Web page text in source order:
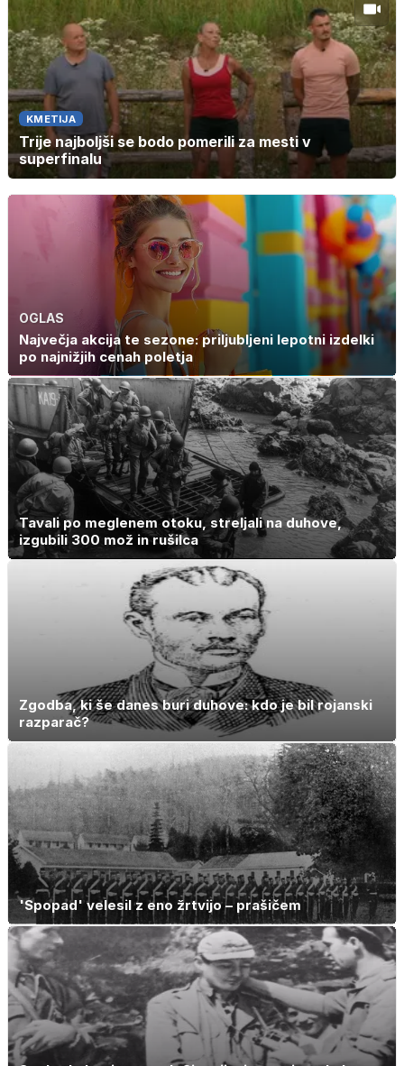
KMETIJA
Trije najboljši se bodo pomerili za mesti v
superfinalu
OGLAS
Največja akcija te sezone: priljubljeni lepotni izdelki
po najnižjih cenah poletja
Tavali po meglenem otoku, streljali na duhove,
izgubili 300 mož in rušilca
Zgodba, ki še danes buri duhove: kdo je bil rojanski
razparač?
'Spopad' velesil z eno žrtvijo – prašičem